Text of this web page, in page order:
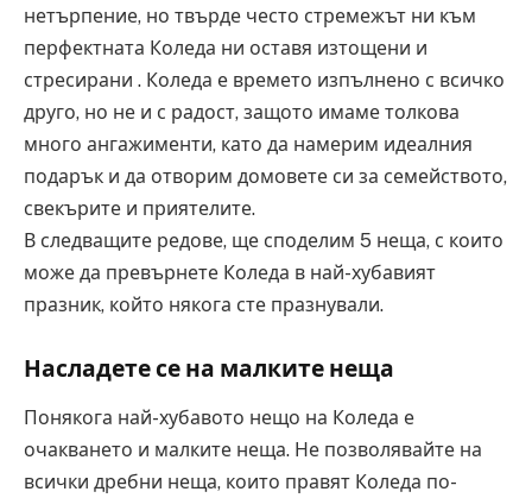
нетърпение, но твърде често стремежът ни към
перфектната Коледа ни оставя изтощени и
стресирани . Коледа е времето изпълнено с всичко
друго, но не и с радост, защото имаме толкова
много ангажименти, като да намерим идеалния
подарък и да отворим домовете си за семейството,
свекърите и приятелите.
В следващите редове, ще споделим 5 неща, с които
може да превърнете Коледа в най-хубавият
празник, който някога сте празнували.
Насладете се на малките неща
Понякога най-хубавото нещо на Коледа е
очакването и малките неща. Не позволявайте на
всички дребни неща, които правят Коледа по-